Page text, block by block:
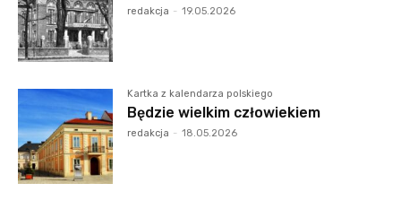
redakcja - 19.05.2026
Kartka z kalendarza polskiego
Będzie wielkim człowiekiem
redakcja - 18.05.2026